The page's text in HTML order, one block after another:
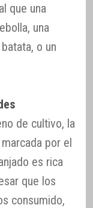
que una
una
o un
de cultivo, la
por el
es rica
que los
consumido,